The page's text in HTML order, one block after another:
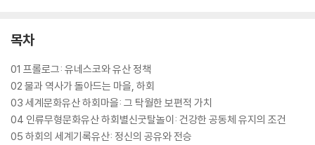
목차
01 프롤로그: 유네스코와 유산 정책
02 물과 역사가 돌아드는 마을, 하회
03 세계문화유산 하회마을: 그 탁월한 보편적 가치
04 인류무형문화유산 하회별신굿탈놀이: 건강한 공동체 유지의 조건
05 하회의 세계기록유산: 정신의 공유와 전승